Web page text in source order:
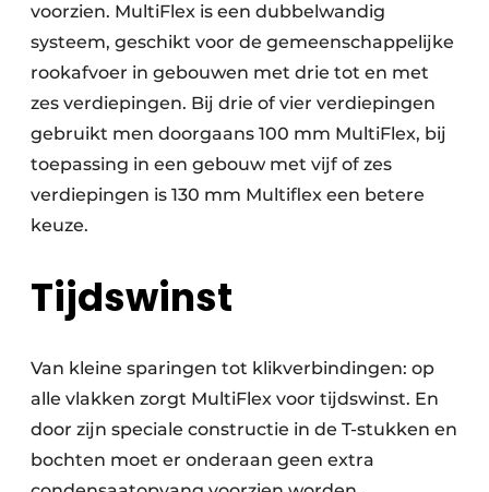
voorzien. MultiFlex is een dubbelwandig
systeem, geschikt voor de gemeenschappelijke
rookafvoer in gebouwen met drie tot en met
zes verdiepingen. Bij drie of vier verdiepingen
gebruikt men doorgaans 100 mm MultiFlex, bij
toepassing in een gebouw met vijf of zes
verdiepingen is 130 mm Multiflex een betere
keuze.
Tijdswinst
Van kleine sparingen tot klikverbindingen: op
alle vlakken zorgt MultiFlex voor tijdswinst. En
door zijn speciale constructie in de T-stukken en
bochten moet er onderaan geen extra